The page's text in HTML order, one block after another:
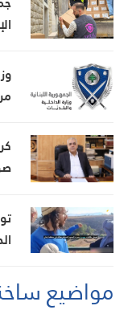
مواضيع